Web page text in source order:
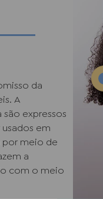
da
A
expressos
em
por meio de
a
com o meio